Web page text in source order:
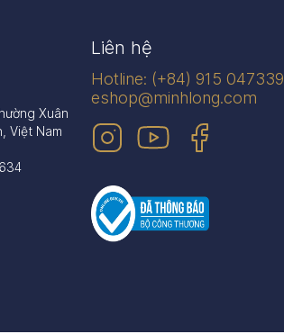
Xuân
Việt Nam
Liên hệ
Hotline: (+84) 915 047339
eshop@minhlong.com